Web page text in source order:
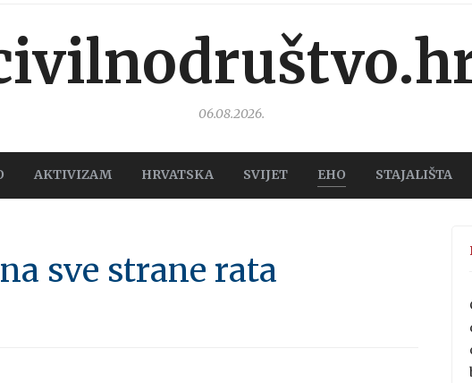
06.08.2026.
AKTIVIZAM HRVATSKA SVIJET EHO STAJALIŠTA
sve strane rata